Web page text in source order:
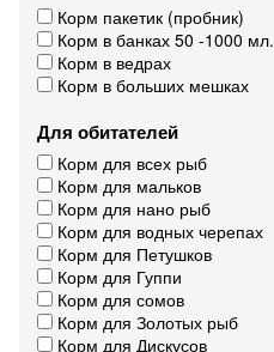
Корм пакетик (пробник)
Корм в банках 50 -1000 мл.
Корм в ведрах
Корм в больших мешках
Для обитателей
Корм для всех рыб
Корм для мальков
Корм для нано рыб
Корм для водных черепах
Корм для Петушков
Корм для Гуппи
Корм для сомов
Корм для Золотых рыб
Корм для Дискусов